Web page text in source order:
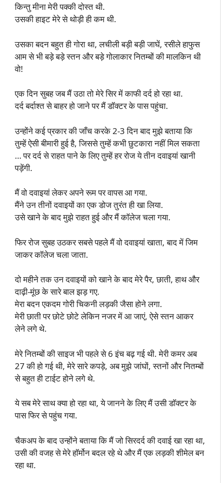
किन्तु मीना मेरी पक्की दोस्त थी.
उसकी हाइट मेरे से थोड़ी ही कम थी.
उसका बदन बहुत ही गोरा था, लचीली बड़ी बड़ी जाघें, रसीले हाफुस
आम से भी बड़े बड़े स्तन और बड़े गोलाकार नितम्बों की मालकिन थी
वो!
एक दिन सुबह जब मैं उठा तो मेरे सिर में काफी दर्द हो रहा था.
दर्द बर्दाश्त से बाहर हो जाने पर मैं डॉक्टर के पास पहुंचा.
उन्होंने कई प्रकार की जाँच करके 2-3 दिन बाद मुझे बताया कि
तुम्हें ऐसी बीमारी हुई है, जिससे तुम्हें कभी छुटकारा नहीं मिल सकता
… पर दर्द से राहत पाने के लिए तुम्हें हर रोज ये तीन दवाइयां खानी
पड़ेंगी.
मैं वो दवाइयां लेकर अपने रूम पर वापस आ गया.
मैंने उन तीनों दवाइयों का एक डोज तुरंत ही खा लिया.
उसे खाने के बाद मुझे राहत हुई और मैं कॉलेज चला गया.
फिर रोज सुबह उठकर सबसे पहले मैं वो दवाइयां खाता, बाद में जिम
जाकर कॉलेज चला जाता.
दो महीने तक उन दवाइयों को खाने के बाद मेरे पैर, छाती, हाथ और
दाढ़ी-मूंछ के सारे बाल झड़ गए.
मेरा बदन एकदम गोरी चिकनी लड़की जैसा होने लगा.
मेरी छाती पर छोटे छोटे लेकिन नजर में आ जाएं, ऐसे स्तन आकर
लेने लगे थे.
मेरे नितम्बों की साइज भी पहले से 6 इंच बढ़ गई थी. मेरी कमर अब
27 की हो गई थी, मेरे सारे कपड़े, अब मुझे जांघों, स्तनों और नितम्बों
से बहुत ही टाईट होने लगे थे.
ये सब मेरे साथ क्या हो रहा था, ये जानने के लिए मैं उसी डॉक्टर के
पास फिर से पहुंच गया.
चैकअप के बाद उन्होंने बताया कि मैं जो सिरदर्द की दवाई खा रहा था,
उसी की वजह से मेरे हॉर्मोन बदल रहे थे और मैं एक लड़की शीमेल बन
रहा था.